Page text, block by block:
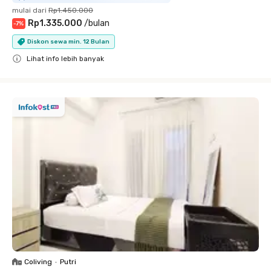
mulai dari Rp1.450.000
-7% Rp1.335.000 /bulan
Diskon sewa min. 12 Bulan
Lihat info lebih banyak
Coliving • Putri